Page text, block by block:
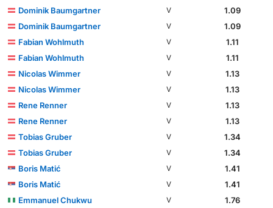
Dominik Baumgartner
V
1.09
Dominik Baumgartner
V
1.09
Fabian Wohlmuth
V
1.11
Fabian Wohlmuth
V
1.11
Nicolas Wimmer
V
1.13
Nicolas Wimmer
V
1.13
Rene Renner
V
1.13
Rene Renner
V
1.13
Tobias Gruber
V
1.34
Tobias Gruber
V
1.34
Boris Matić
V
1.41
Boris Matić
V
1.41
Emmanuel Chukwu
V
1.76